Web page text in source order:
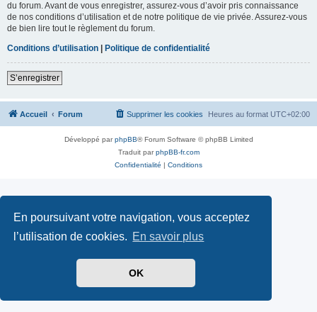
En poursuivant votre navigation, vous acceptez
l’utilisation de cookies. En savoir plus
OK
du forum. Avant de vous enregistrer, assurez-vous d’avoir pris connaissance
de nos conditions d’utilisation et de notre politique de vie privée. Assurez-vous
de bien lire tout le règlement du forum.
Conditions d’utilisation | Politique de confidentialité
S’enregistrer
Accueil Forum Heures au format UTC+02:00
Supprimer les cookies
Développé parphpBB® Forum Software © phpBB Limited
Traduit parphpBB-fr.com
Confidentialité | Conditions